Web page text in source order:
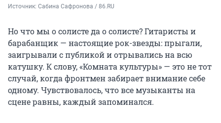
Источник: Сабина Сафронова / 86.RU
Но что мы о солисте да о солисте? Гитаристы и
барабанщик — настоящие рок-звезды: прыгали,
заигрывали с публикой и отрывались на всю
катушку. К слову, «Комната культуры» — это не тот
случай, когда фронтмен забирает внимание себе
одному. Чувствовалось, что все музыканты на
сцене равны, каждый запоминался.